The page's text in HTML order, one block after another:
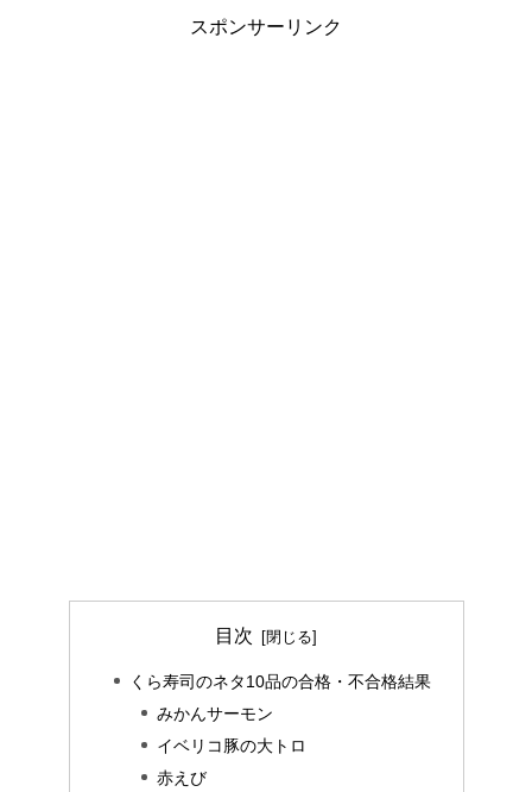
スポンサーリンク
目次
くら寿司のネタ10品の合格・不合格結果
みかんサーモン
イベリコ豚の大トロ
赤えび